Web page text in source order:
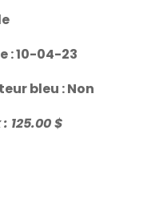
: 10-04-23
bleu : Non
125.00 $